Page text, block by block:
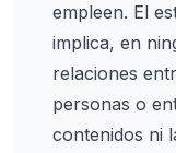
empleen. El
implica, en
relaciones
personas o
contenidos ni